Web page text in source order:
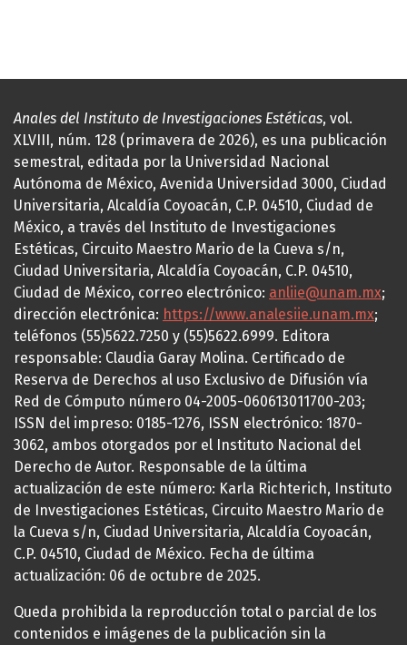
Anales del Instituto de Investigaciones Estéticas, vol.
XLVIII, núm. 128 (primavera de 2026), es una publicación
semestral, editada por la Universidad Nacional
Autónoma de México, Avenida Universidad 3000, Ciudad
Universitaria, Alcaldía Coyoacán, C.P. 04510, Ciudad de
México, a través del Instituto de Investigaciones
Estéticas, Circuito Maestro Mario de la Cueva s/n,
Ciudad Universitaria, Alcaldía Coyoacán, C.P. 04510,
Ciudad de México, correo electrónico: anliie@unam.mx;
dirección electrónica: https://www.analesiie.unam.mx;
teléfonos (55)5622.7250 y (55)5622.6999. Editora
responsable: Claudia Garay Molina. Certificado de
Reserva de Derechos al uso Exclusivo de Difusión vía
Red de Cómputo número 04-2005-060613011700-203;
ISSN del impreso: 0185-1276, ISSN electrónico: 1870-
3062, ambos otorgados por el Instituto Nacional del
Derecho de Autor. Responsable de la última
actualización de este número: Karla Richterich, Instituto
de Investigaciones Estéticas, Circuito Maestro Mario de
la Cueva s/n, Ciudad Universitaria, Alcaldía Coyoacán,
C.P. 04510, Ciudad de México. Fecha de última
actualización: 06 de octubre de 2025.
Queda prohibida la reproducción total o parcial de los
contenidos e imágenes de la publicación sin la